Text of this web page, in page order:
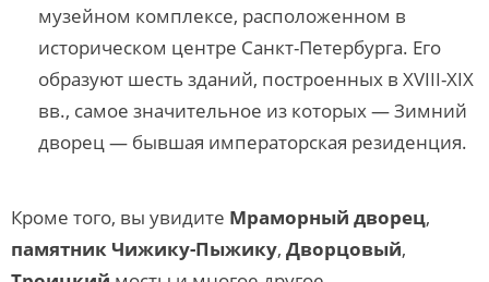
музейном комплексе, расположенном в
историческом центре Санкт-Петербурга. Его
образуют шесть зданий, построенных в XVIII-XIX
вв., самое значительное из которых — Зимний
дворец — бывшая императорская резиденция.
Кроме того, вы увидите Мраморный дворец,
памятник Чижику-Пыжику, Дворцовый,